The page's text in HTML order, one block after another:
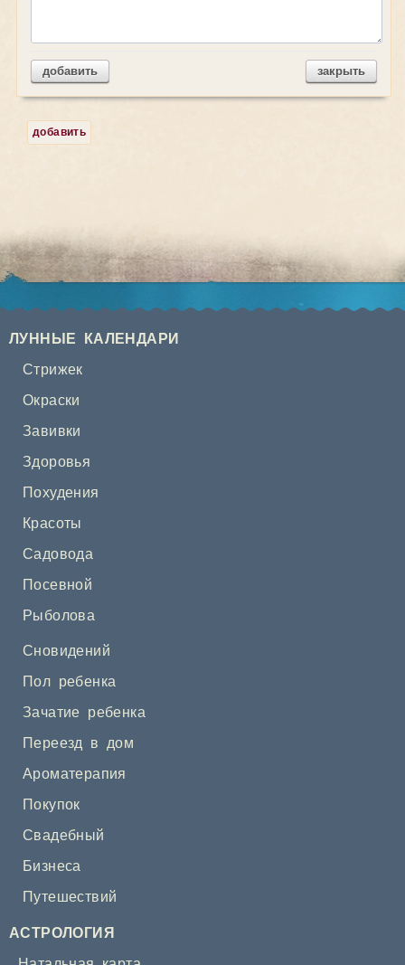
добавить закрыть
добавить
ЛУННЫЕ КАЛЕНДАРИ
Стрижек
Окраски
Завивки
Здоровья
Похудения
Красоты
Садовода
Посевной
Рыболова
Сновидений
Пол ребенка
Зачатие ребенка
Переезд в дом
Ароматерапия
Покупок
Свадебный
Бизнеса
Путешествий
АСТРОЛОГИЯ